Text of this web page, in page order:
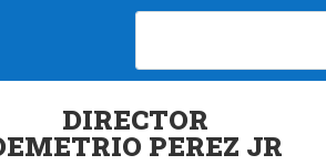
DIRECTOR
PEREZ JR